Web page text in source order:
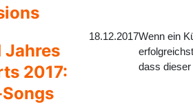
Jahres
2017:
18.12.2017Wenn ein
dass